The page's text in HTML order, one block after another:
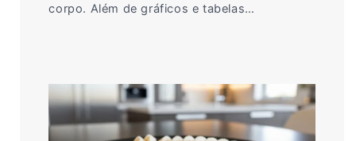
corpo. Além de gráficos e tabelas…